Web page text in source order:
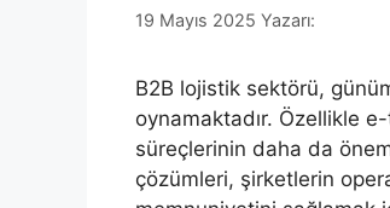
19 Mayıs 2025 Yazarı:
B2B lojistik sektörü,
oynamaktadır. Özellikle
süreçlerinin daha da
çözümleri, şirketlerin